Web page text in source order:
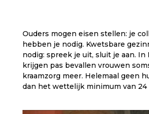
Ouders mogen eisen stellen: je
hebben je nodig. Kwetsbare
nodig: spreek je uit, sluit je aan. In
krijgen pas bevallen vrouwen
kraamzorg meer. Helemaal geen
dan het wettelijk minimum van 24